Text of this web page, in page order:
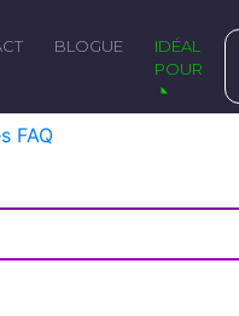
BLOGUE
IDÉAL
POUR
FAQ